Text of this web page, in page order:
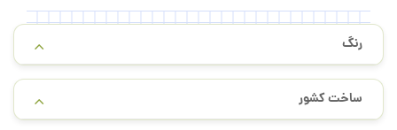
رنگ
ساخت کشور